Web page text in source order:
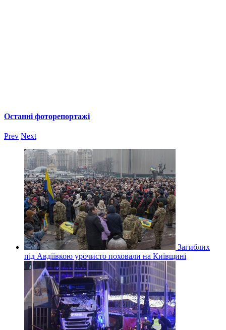
Останні фоторепортажі
Prev Next
Загиблих
під Авдіївкою урочисто поховали на Київщині